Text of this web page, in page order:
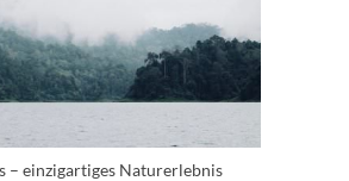
– einzigartiges Naturerlebnis